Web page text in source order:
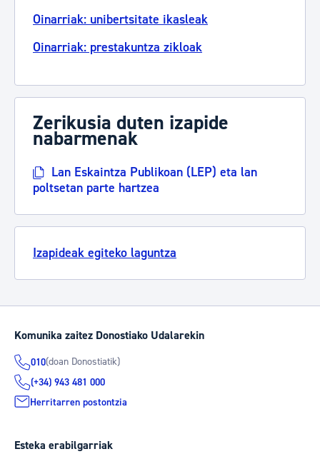
Oinarriak: unibertsitate ikasleak
Oinarriak: prestakuntza zikloak
Zerikusia duten izapide
nabarmenak
Lan Eskaintza Publikoan (LEP) eta lan
poltsetan parte hartzea
Izapideak egiteko laguntza
Komunika zaitez Donostiako Udalarekin
010(doan Donostiatik)
(+34) 943 481 000
Herritarren postontzia
Esteka erabilgarriak